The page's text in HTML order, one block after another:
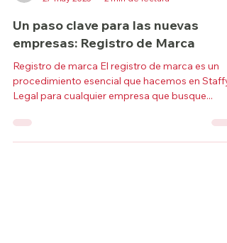
27 may 2025
2 min de lectura
Un paso clave para las nuevas
empresas: Registro de Marca
Registro de marca El registro de marca es un
Legal para cualquier empresa que busque...